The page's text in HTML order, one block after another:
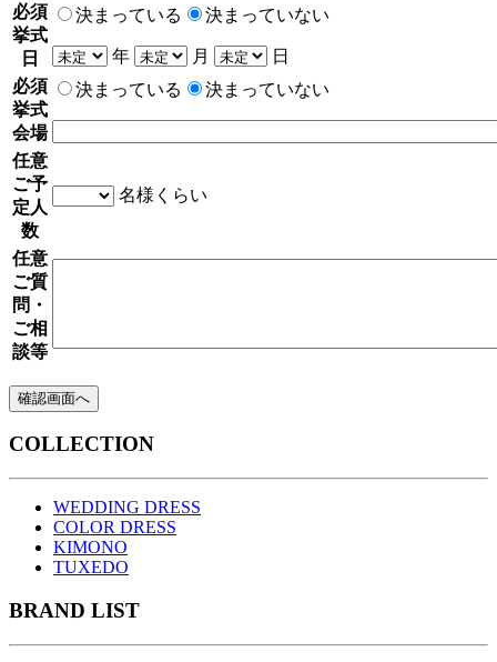
必須
挙式
日
決まっている 決まっていない
年 月
日
必須
挙式
会場
決まっている 決まっていない
任意
ご予
定人
数
名様くらい
任意
ご質
問・
ご相
談等
COLLECTION
WEDDING DRESS
COLOR DRESS
KIMONO
TUXEDO
BRAND LIST